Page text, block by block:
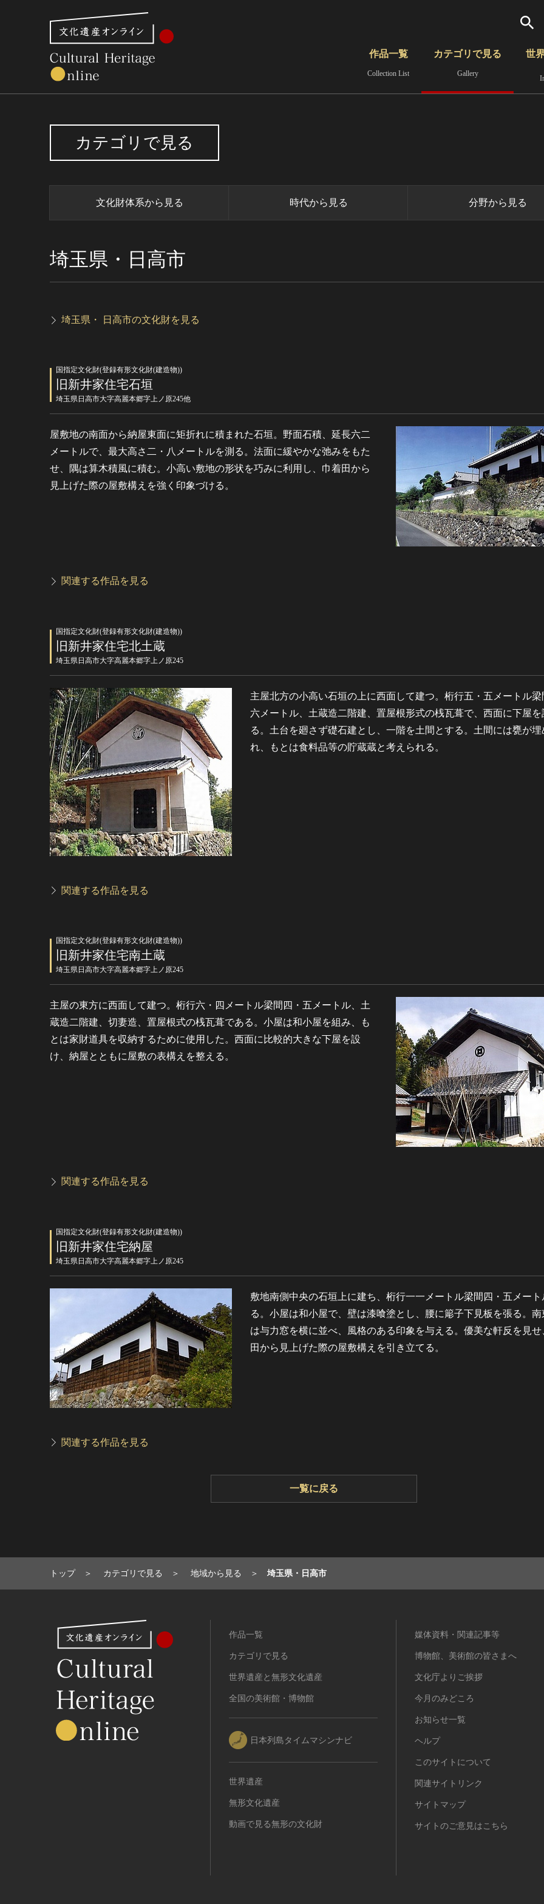
さらに詳細検索
作品一覧
Collection List
カテゴリで見る
Gallery
世
カテゴリで見る
文化財体系から見る 時代から見る 分野から見る
埼玉県・日高市
埼玉県・ 日高市の文化財を見る
国指定文化財(登録有形文化財(建造物))
旧新井家住宅石垣
埼玉県日高市大字高麗本郷字上ノ原245他
屋敷地の南面から納屋東面に矩折れに積まれた石垣。野面石積、延長六二
メートルで、最大高さ二・八メートルを測る。法面に緩やかな弛みをもた
せ、隅は算木積風に積む。小高い敷地の形状を巧みに利用し、巾着田から
見上げた際の屋敷構えを強く印象づける。
関連する作品を見る
国指定文化財(登録有形文化財(建造物))
旧新井家住宅北土蔵
埼玉県日高市大字高麗本郷字上ノ原245
主屋北方の小高い石垣の上に西面して建つ。桁行五・五メートル梁
六メートル、土蔵造二階建、置屋根形式の桟瓦葺で、西面に下屋を
る。土台を廻さず礎石建とし、一階を土間とする。土間には甕が埋
れ、もとは食料品等の貯蔵蔵と考えられる。
関連する作品を見る
国指定文化財(登録有形文化財(建造物))
旧新井家住宅南土蔵
埼玉県日高市大字高麗本郷字上ノ原245
主屋の東方に西面して建つ。桁行六・四メートル梁間四・五メートル、土
蔵造二階建、切妻造、置屋根式の桟瓦葺である。小屋は和小屋を組み、も
とは家財道具を収納するために使用した。西面に比較的大きな下屋を設
け、納屋とともに屋敷の表構えを整える。
関連する作品を見る
国指定文化財(登録有形文化財(建造物))
旧新井家住宅納屋
埼玉県日高市大字高麗本郷字上ノ原245
敷地南側中央の石垣上に建ち、桁行一一メートル梁間四・五メート
る。小屋は和小屋で、壁は漆喰塗とし、腰に簓子下見板を張る。南
は与力窓を横に並べ、風格のある印象を与える。優美な軒反を見せ
田から見上げた際の屋敷構えを引き立てる。
関連する作品を見る
一覧に戻る
トップ カテゴリで見る 地域から見る 埼玉県・日高市
作品一覧
カテゴリで見る
世界遺産と無形文化遺産
全国の美術館・博物館
日本列島タイムマシンナビ
世界遺産
無形文化遺産
動画で見る無形の文化財
媒体資料・関連記事等
博物館、美術館の皆さまへ
文化庁よりご挨拶
今月のみどころ
お知らせ一覧
ヘルプ
このサイトについて
関連サイトリンク
サイトマップ
サイトのご意見はこちら